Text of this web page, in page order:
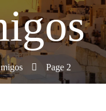
Page 2